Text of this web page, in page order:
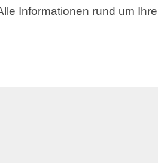
Informationen rund um